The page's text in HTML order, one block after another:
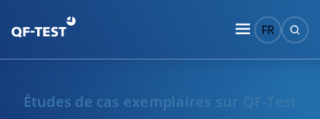
FR
Études de cas exemplaires sur QF-Test